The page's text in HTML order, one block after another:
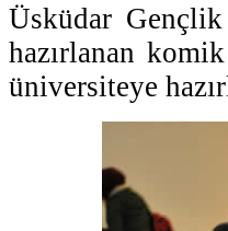
Üsküdar
hazırlanan
üniversiteye